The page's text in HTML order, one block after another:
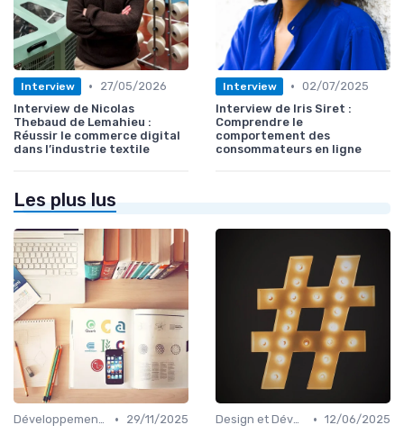
Interview •
27/05/2026
Interview de Nicolas
Thebaud de Lemahieu :
Réussir le commerce digital
dans l’industrie textile
Interview • 02/07/2025
Interview de Iris Siret :
Comprendre le
comportement des
consommateurs en ligne
Les plus lus
Développement Web No-Code/Low-Code •
29/11/2025
Design et Développement Web • 12/06/2025